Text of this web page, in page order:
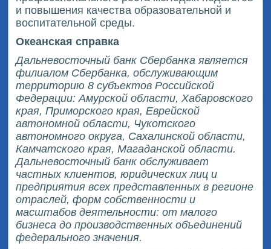
и повышения качества образовательной и
воспитательной среды.
Океанская справка
Дальневосточный банк Сбербанка является
филиалом Сбербанка, обслуживающим
территорию 8 субъектов Российской
Федерации: Амурской области, Хабаровского
края, Приморского края, Еврейской
автономной области, Чукотского
автономного округа, Сахалинской области,
Камчатского края, Магаданской области.
Дальневосточный банк обслуживает
частных клиентов, юридических лиц и
предприятия всех представленных в регионе
отраслей, форм собственности и
масштабов деятельности: от малого
бизнеса до производственных объединений
федерального значения.